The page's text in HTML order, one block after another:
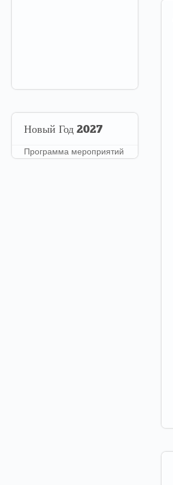
Новый Год 2027
Программа мероприятий